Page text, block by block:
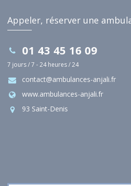
Appeler, réserver une
01 43 45 16 09
7 jours / 7 - 24 heures / 24
contact@ambulances-anjali.fr
www.ambulances-anjali.fr
93 Saint-Denis